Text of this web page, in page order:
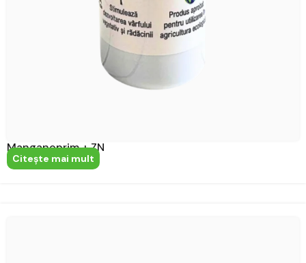
Manganoprim + ZN
Citeşte mai mult